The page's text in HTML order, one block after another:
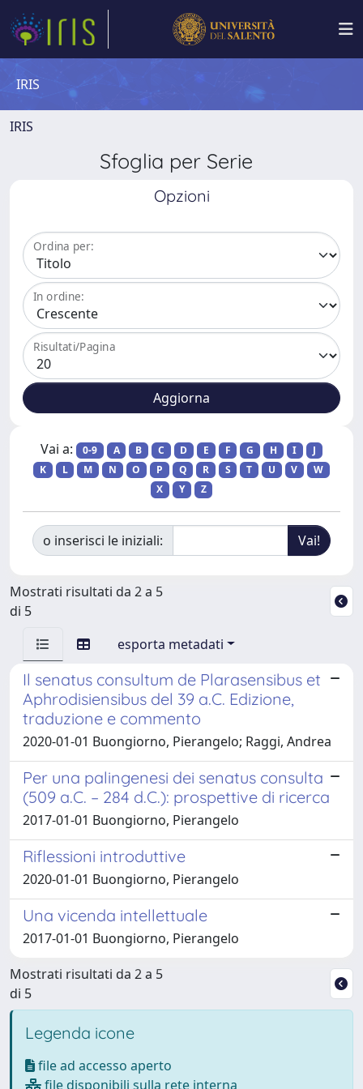
IRIS
IRIS
Sfoglia per Serie
Opzioni
Ordina per:
In ordine:
Risultati/Pagina
Vai a: 0-9 A B C D E F G H I
J
K
L M N O P Q R S T U V
W
X
Y Z
o inserisci le iniziali:
Mostrati risultati da 2 a 5
di 5
esporta metadati
Il senatus consultum de Plarasensibus et
Aphrodisiensibus del 39 a.C. Edizione,
traduzione e commento
2020-01-01 Buongiorno, Pierangelo; Raggi, Andrea
Per una palingenesi dei senatus consulta
(509 a.C. – 284 d.C.): prospettive di ricerca
2017-01-01 Buongiorno, Pierangelo
Riflessioni introduttive
2020-01-01 Buongiorno, Pierangelo
Una vicenda intellettuale
2017-01-01 Buongiorno, Pierangelo
Mostrati risultati da 2 a 5
di 5
Legenda icone
file ad accesso aperto
file disponibili sulla rete interna